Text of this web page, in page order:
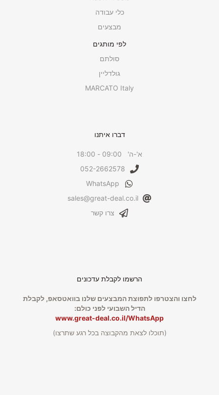
כלי עבודה
מבצעים
לפי מותגים
סולתם
גולדליין
MARCATO Italy
דברו איתנו
א'-ה' 09:00 - 18:00
052-2662578
WhatsApp
sales@great-deal.co.il
צרו קשר
הרשמו לקבלת עדכונים
לחצו והצטרפו לתפוצת המבצעים שלנו בוואטסאפ, לקבלת
הדיל השבועי לפני כולם:
www.great-deal.co.il/WhatsApp
(תוכלו לצאת מהקבוצה בכל רגע שתרצו)